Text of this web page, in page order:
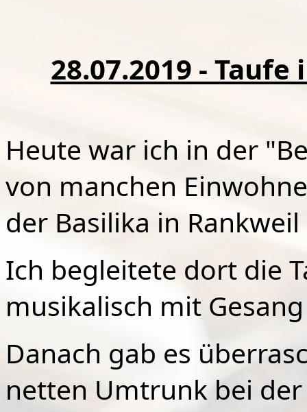
28.07.2019 -
Heute war ich in der
von manchen
der Basilika in
Ich begleitete dort die
musikalisch mit
Danach gab es
netten Umtrunk bei der